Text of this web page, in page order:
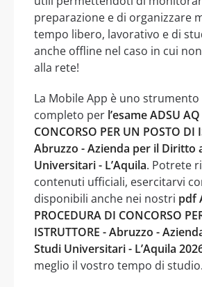
preparazione e di organizzare
tempo libero, lavorativo e di
anche offline nel caso in cui
alla rete!
La Mobile App è uno
completo per l’esame ADSU
CONCORSO PER UN POSTO DI
Abruzzo - Azienda per il Diritto
Universitari - L’Aquila. Potrete
contenuti ufficiali, esercitarvi
disponibili anche nei nostri pdf
PROCEDURA DI CONCORSO
ISTRUTTORE - Abruzzo -
Studi Universitari - L’Aquila
meglio il vostro tempo di studio.